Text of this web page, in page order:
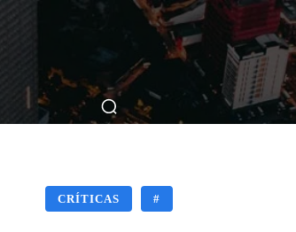
Cinemas Matérias Nos Cinemas
CRÍTICAS #